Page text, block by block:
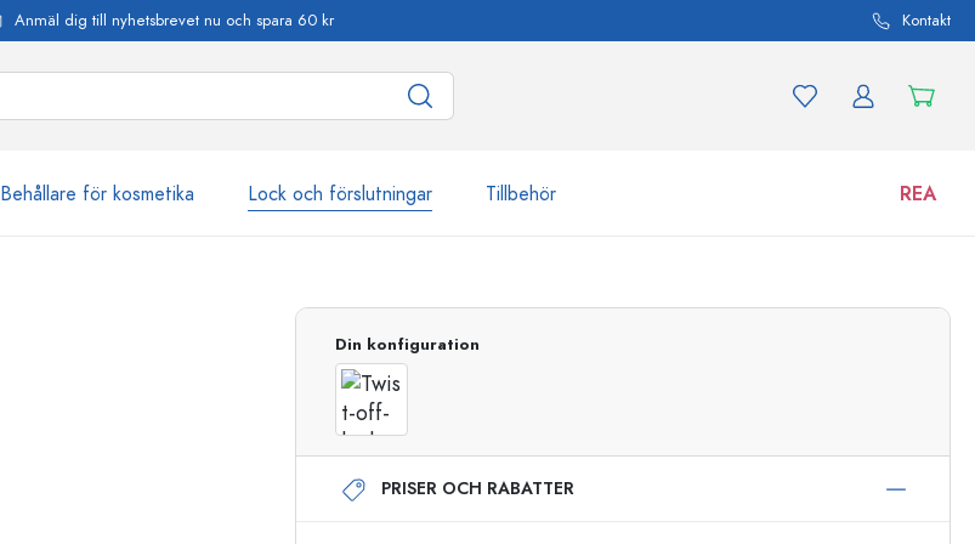
Anmäl dig till nyhetsbrevet nu och spara 60 kr Kontakt
Behållare för kosmetika Lock och förslutningar Tillbehör REA
Airless dispenser
Roll on-flaskor
Burkar
Din konfiguration
PRISER OCH RABATTER